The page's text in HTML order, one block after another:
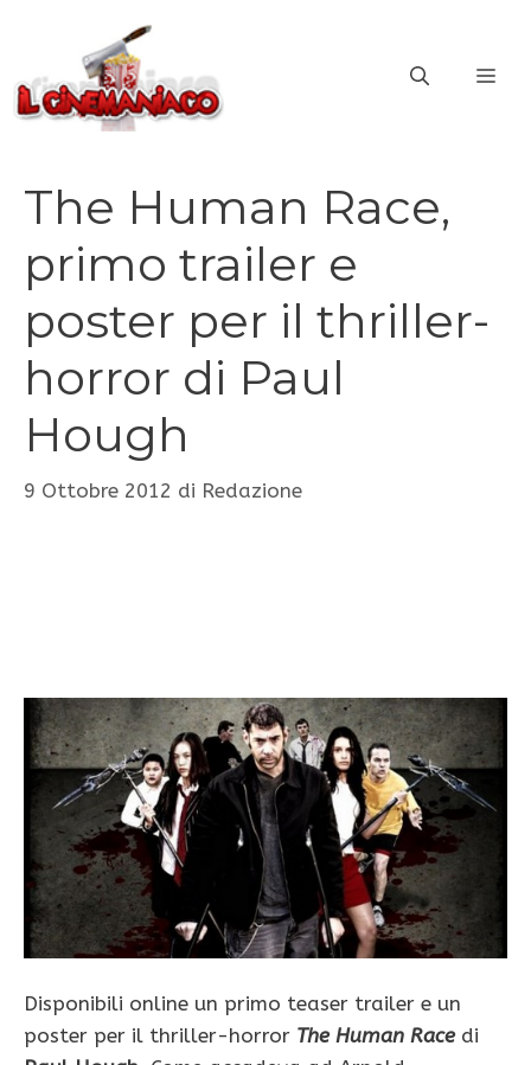
contenuto
The Human Race,
primo trailer e
poster per il thriller-
horror di Paul
Hough
9 Ottobre 2012 di Redazione
Disponibili online un primo teaser trailer e un
poster per il thriller-horror The Human Race di